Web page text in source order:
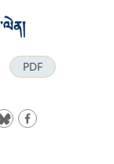
PDF